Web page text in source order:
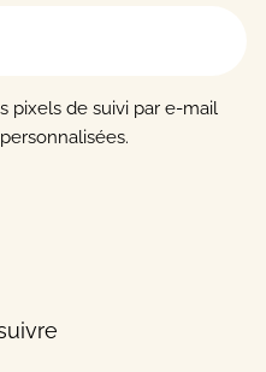
pixels de suivi par e-mail